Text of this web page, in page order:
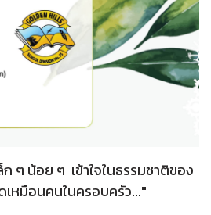
ก ๆ น้อย ๆ เข้าใจในธรรมชาติของ
หมือนคนในครอบครัว..."